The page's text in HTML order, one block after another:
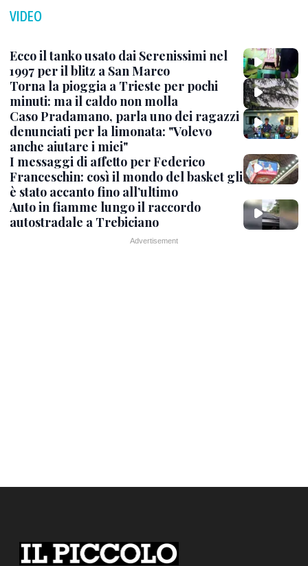
VIDEO
Ecco il tanko usato dai Serenissimi nel
1997 per il blitz a San Marco
Torna la pioggia a Trieste per pochi
minuti: ma il caldo non molla
Caso Pradamano, parla uno dei ragazzi
denunciati per la limonata: "Volevo
anche aiutare i miei"
I messaggi di affetto per Federico
Franceschin: così il mondo del basket gli
è stato accanto fino all’ultimo
Auto in fiamme lungo il raccordo
autostradale a Trebiciano